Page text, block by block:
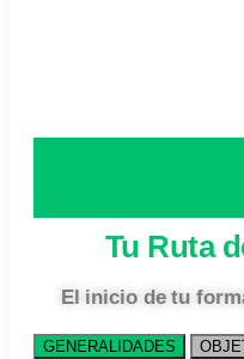
Tu Ruta
El inicio de tu
GENERALIDADES